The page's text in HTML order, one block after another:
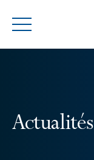
Menu
Actualités